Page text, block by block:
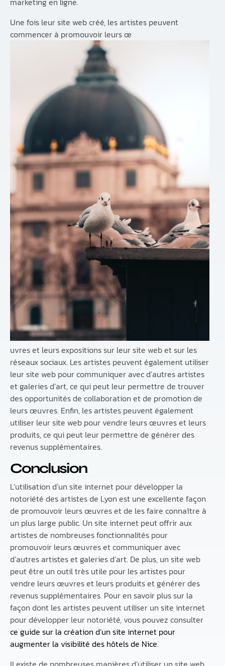
Une fois leur site web créé, les artistes peuvent
commencer à promouvoir leurs œ
uvres et leurs expositions sur leur site web et sur les
réseaux sociaux. Les artistes peuvent également utiliser
leur site web pour communiquer avec d’autres artistes
et galeries d’art, ce qui peut leur permettre de trouver
des opportunités de collaboration et de promotion de
leurs œuvres. Enfin, les artistes peuvent également
utiliser leur site web pour vendre leurs œuvres et leurs
produits, ce qui peut leur permettre de générer des
revenus supplémentaires.
Conclusion
L’utilisation d’un site internet pour développer la
notoriété des artistes de Lyon est une excellente façon
de promouvoir leurs œuvres et de les faire connaître à
un plus large public. Un site internet peut offrir aux
artistes de nombreuses fonctionnalités pour
promouvoir leurs œuvres et communiquer avec
d’autres artistes et galeries d’art. De plus, un site web
peut être un outil très utile pour les artistes pour
vendre leurs œuvres et leurs produits et générer des
revenus supplémentaires. Pour en savoir plus sur la
façon dont les artistes peuvent utiliser un site internet
pour développer leur notoriété, vous pouvez consulter
ce guide sur la création d’un site internet pour
augmenter la visibilité des hôtels de Nice.